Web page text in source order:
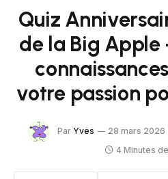
Quiz
de la Big
votre passion
Par Yves 28 mars 2026
4 Minutes